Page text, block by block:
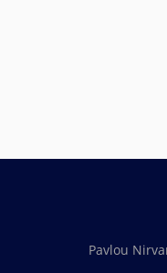
Pavlou